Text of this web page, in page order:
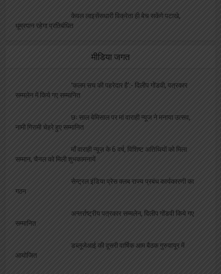
केवल लाइसेंसधारी विक्रेता ही बेच सकेंगे पटाखे,
धूम्रपान रहेगा प्रतिबंधित
मीडिया जगत
‘कलम सच की पहरेदार है’:- दिलीप गोंडवी, पत्रकार
सम्मलेन में किये गए सम्मानित
छः साल बेमिसाल पर मां वाराही न्यूज ने मनाया उत्सव,
नामी गिरामी चेहरे हुए सम्मानित
माँ वाराही न्यूज़ के 6 वर्ष, विशिष्ट अतिथियों को मिला
सम्मान, चैनल को मिली शुभकामनायें
सेन्ट्रल इंडिया प्रेस क्लब राज्य प्रबंध कार्यकारणी का
गठन
अन्तर्राष्ट्रीय पत्रकार सम्मलेन, दिलीप गोंडवी किये गए
सम्मानित
डब्लूजेआई की दूसरी वार्षिक आम बैठक गुरुवायूर में
आयोजित